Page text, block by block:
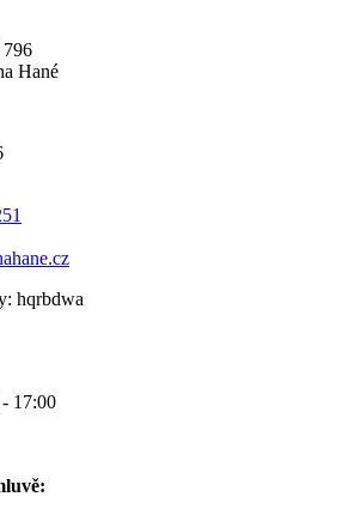
796
Hané
hqrbdwa
17:00